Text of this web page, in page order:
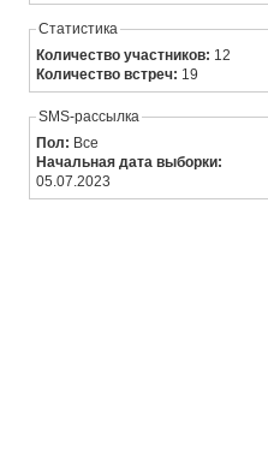
Статистика
Количество участников: 12
Количество встреч: 19
SMS-рассылка
Пол: Все
Начальная дата выборки:
05.07.2023